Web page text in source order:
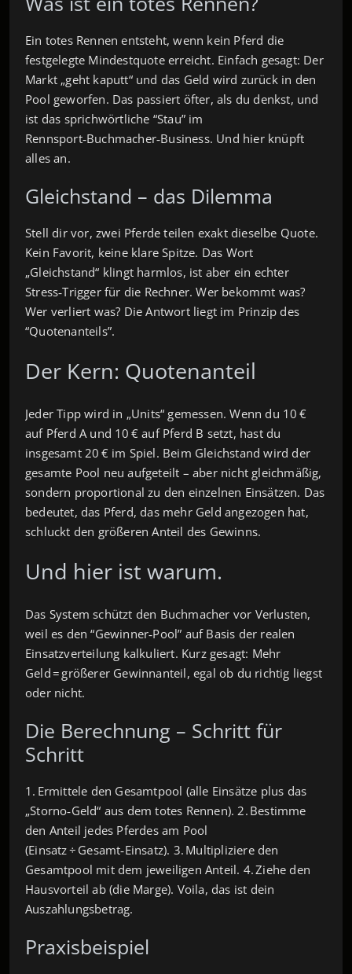
Ein totes Rennen entsteht, wenn kein Pferd die
festgelegte Mindestquote erreicht. Einfach gesagt: Der
Markt „geht kaputt“ und das Geld wird zurück in den
Pool geworfen. Das passiert öfter, als du denkst, und
ist das sprichwörtliche “Stau” im
Rennsport‑Buchmacher‑Business. Und hier knüpft
alles an.
Gleichstand – das Dilemma
Stell dir vor, zwei Pferde teilen exakt dieselbe Quote.
Kein Favorit, keine klare Spitze. Das Wort
„Gleichstand“ klingt harmlos, ist aber ein echter
Stress‑Trigger für die Rechner. Wer bekommt was?
Wer verliert was? Die Antwort liegt im Prinzip des
“Quotenanteils”.
Der Kern: Quotenanteil
Jeder Tipp wird in „Units“ gemessen. Wenn du 10 €
auf Pferd A und 10 € auf Pferd B setzt, hast du
insgesamt 20 € im Spiel. Beim Gleichstand wird der
gesamte Pool neu aufgeteilt – aber nicht gleichmäßig,
sondern proportional zu den einzelnen Einsätzen. Das
bedeutet, das Pferd, das mehr Geld angezogen hat,
schluckt den größeren Anteil des Gewinns.
Und hier ist warum.
Das System schützt den Buchmacher vor Verlusten,
weil es den “Gewinner‑Pool” auf Basis der realen
Einsatzverteilung kalkuliert. Kurz gesagt: Mehr
Geld = größerer Gewinnanteil, egal ob du richtig liegst
oder nicht.
Die Berechnung – Schritt für
Schritt
1. Ermittele den Gesamtpool (alle Einsätze plus das
„Storno‑Geld“ aus dem totes Rennen). 2. Bestimme
den Anteil jedes Pferdes am Pool
(Einsatz ÷ Gesamt‑Einsatz). 3. Multipliziere den
Gesamtpool mit dem jeweiligen Anteil. 4. Ziehe den
Hausvorteil ab (die Marge). Voila, das ist dein
Auszahlungs­betrag.
Praxisbeispiel